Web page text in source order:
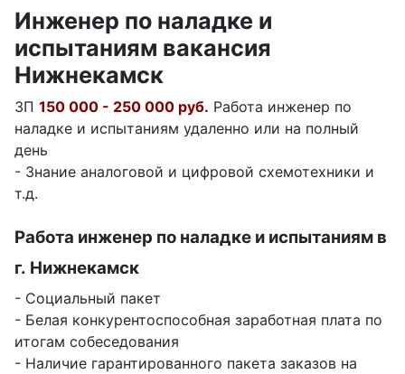
Инженер по наладке и
испытаниям вакансия
Нижнекамск
ЗП 150 000 - 250 000 руб. Работа инженер по
наладке и испытаниям удаленно или на полный
день
- Знание аналоговой и цифровой схемотехники и
т.д.
Работа инженер по наладке и испытаниям в
г. Нижнекамск
- Социальный пакет
- Белая конкурентоспособная заработная плата по
итогам собеседования
- Наличие гарантированного пакета заказов на